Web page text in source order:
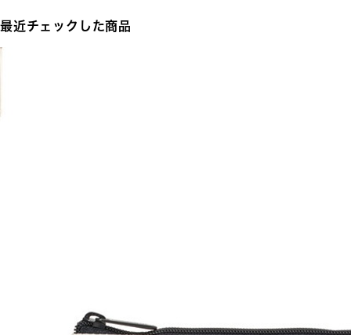
最近チェックした商品